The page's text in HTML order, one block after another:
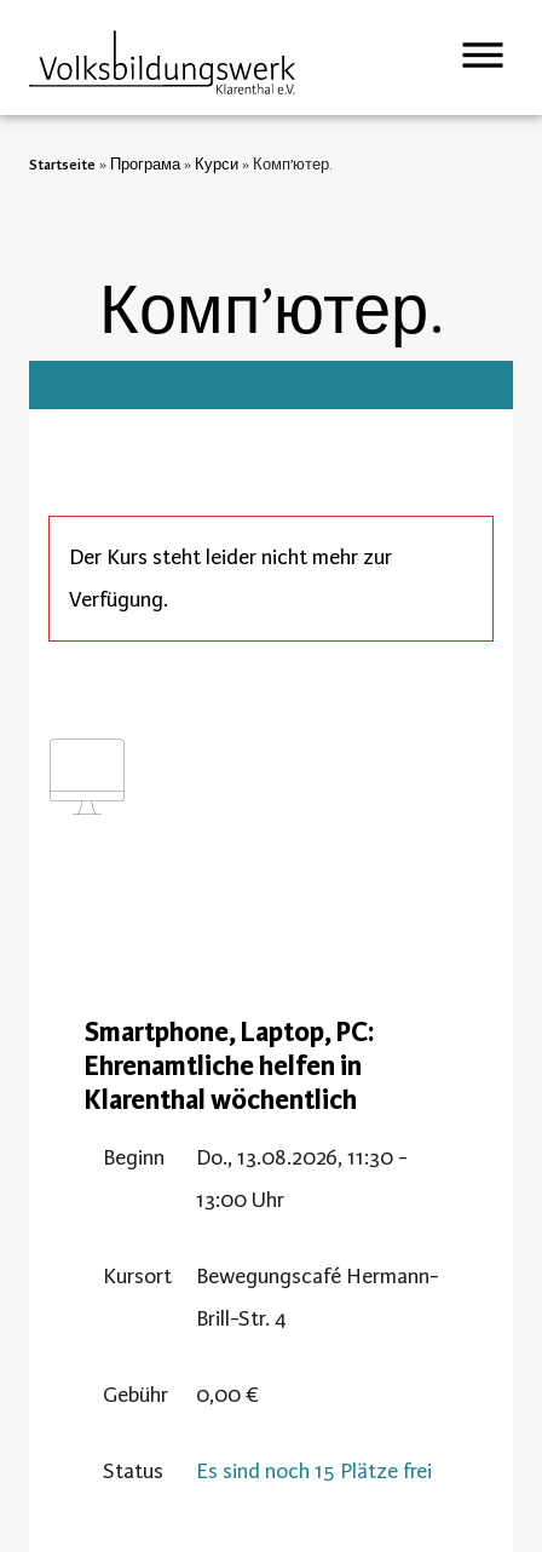
Startseite » Програма» Курси » Комп’ютер.
Комп’ютер.
Der Kurs steht leider nicht mehr zur
Verfügung.
Smartphone, Laptop, PC:
Ehrenamtliche helfen in
Klarenthal wöchentlich
Beginn
Do., 13.08.2026, 11:30 -
13:00 Uhr
Kursort
Bewegungscafé Hermann-
Brill-Str. 4
Gebühr 0,00 €
Status Es sind noch 15 Plätze frei